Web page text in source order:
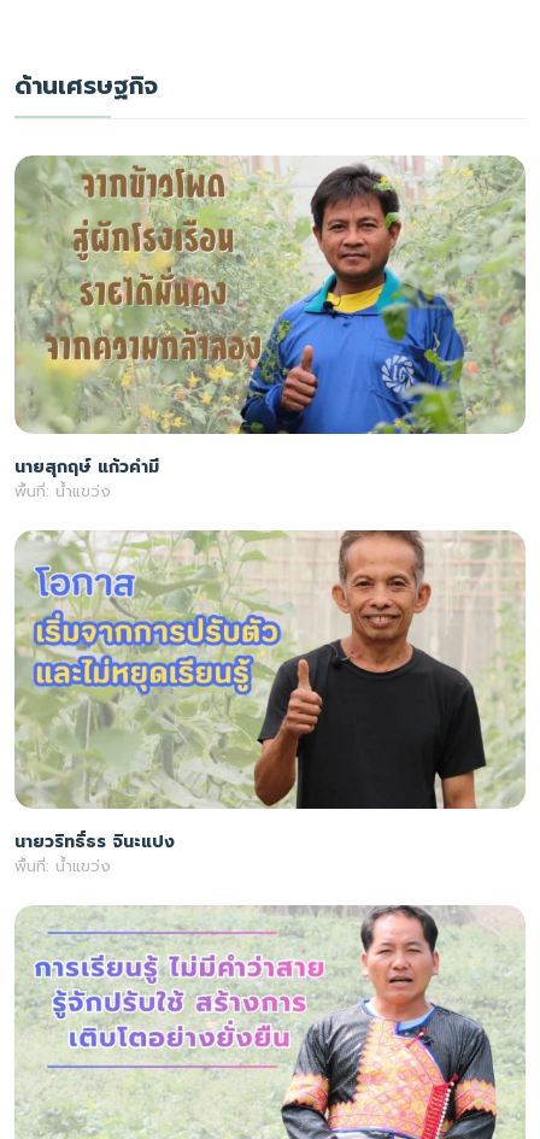
ด้านเศรษฐกิจ
นายสุกฤษ์ แก้วคำมี
พื้นที่: น้ำแขว่ง
นายวริทธิ์ธร จินะแปง
พื้นที่: น้ำแขว่ง